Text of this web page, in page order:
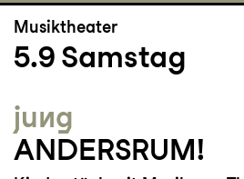
Musiktheater
5.9 Samstag
jung
ANDERSRUM!